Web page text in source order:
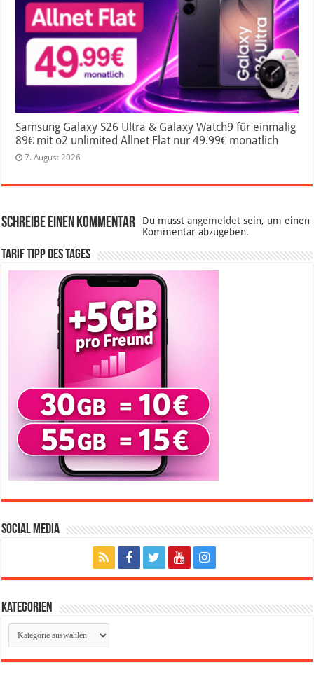
Samsung Galaxy S26 Ultra & Galaxy Watch9 für einmalig
89€ mit o2 unlimited Allnet Flat nur 49.99€ monatlich
7. August 2026
Schreibe einen Kommentar Du musstangemeldet sein, um einen
Kommentar abzugeben.
Tarif Tipp des Tages
Social Media
Kategorien
Kategorien